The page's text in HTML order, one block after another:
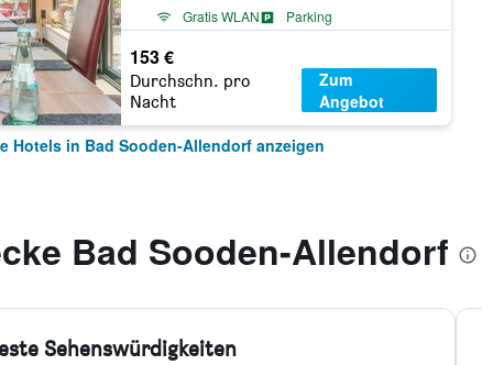
Gratis WLAN
Parking
153 €
Durchschn. pro
Nacht
Zum
Angebot
Hotels in Bad Sooden-Allendorf anzeigen
Bad Sooden-Allendorf
Sehenswürdigkeiten